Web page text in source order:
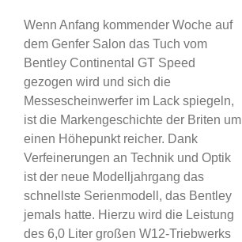
Wenn Anfang kommender Woche auf
dem Genfer Salon das Tuch vom
Bentley Continental GT Speed
gezogen wird und sich die
Messescheinwerfer im Lack spiegeln,
ist die Markengeschichte der Briten um
einen Höhepunkt reicher. Dank
Verfeinerungen an Technik und Optik
ist der neue Modelljahrgang das
schnellste Serienmodell, das Bentley
jemals hatte. Hierzu wird die Leistung
des 6,0 Liter großen W12-Triebwerks